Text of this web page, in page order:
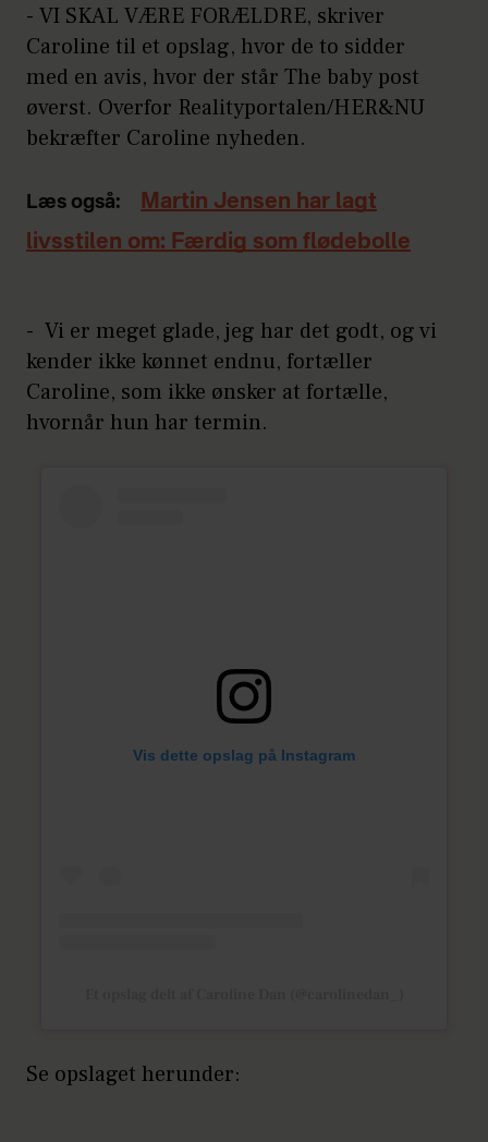
- VI SKAL VÆRE FORÆLDRE, skriver
Caroline til et opslag, hvor de to sidder
med en avis, hvor der står The baby post
øverst. Overfor Realityportalen/HER&NU
bekræfter Caroline nyheden.
Læs også:
Martin Jensen har lagt
livsstilen om: Færdig som flødebolle
- Vi er meget glade, jeg har det godt, og vi
kender ikke kønnet endnu, fortæller
Caroline, som ikke ønsker at fortælle,
hvornår hun har termin.
Vis dette opslag på Instagram
Se opslaget herunder: